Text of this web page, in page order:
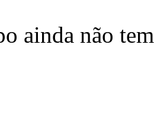
ainda não